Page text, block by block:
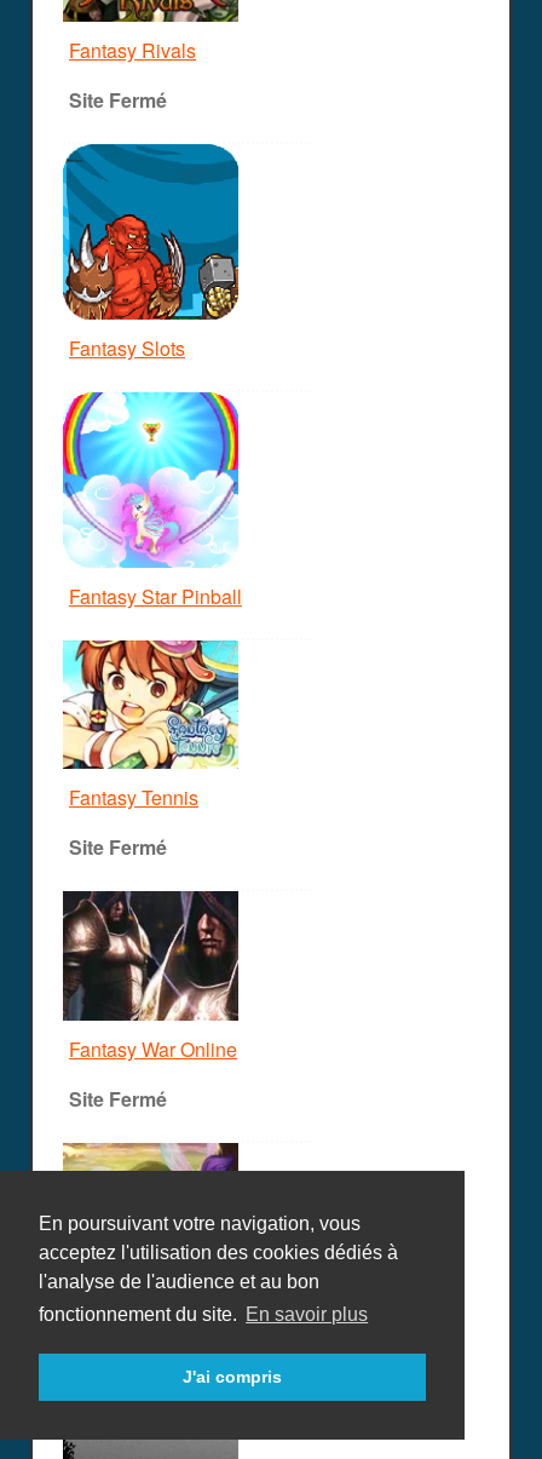
En poursuivant votre navigation, vous
acceptez l'utilisation des cookies dédiés à
l'analyse de l'audience et au bon
fonctionnement du site. En savoir plus
J'ai compris
Fantasy Rivals
Site Fermé
Fantasy Slots
Fantasy Star Pinball
Fantasy Tennis
Site Fermé
Fantasy War Online
Site Fermé
Fantasyrama
Site Fermé